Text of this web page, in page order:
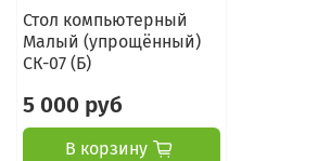
Стол компьютерный
Малый (упрощённый)
СК-07 (Б)
5 000 руб
В корзину